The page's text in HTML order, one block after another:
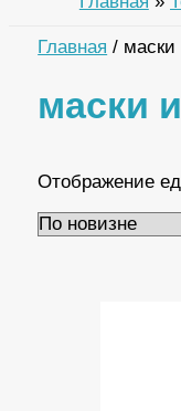
Главная /
маски
Отображение